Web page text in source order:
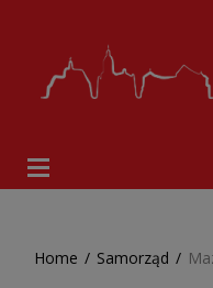
Home / Samorząd /